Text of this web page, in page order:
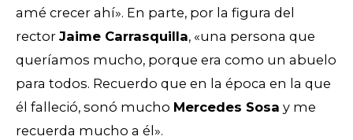
amé crecer ahí». En parte, por la figura del
rector Jaime Carrasquilla, «una persona que
queríamos mucho, porque era como un abuelo
para todos. Recuerdo que en la época en la que
él falleció, sonó mucho Mercedes Sosa y me
recuerda mucho a él».